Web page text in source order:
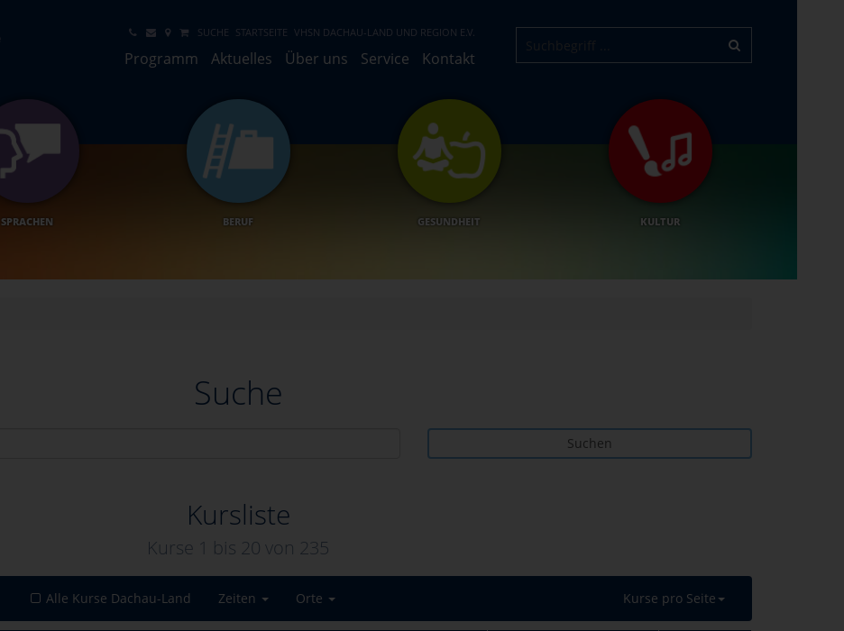
SUCHE STARTSEITE VHSN DACHAU-LAND UND REGION E.V.
Programm Aktuelles Über uns Service Kontakt
SPRACHEN BERUF GESUNDHEIT KULTUR
Suche
Suchen
Kursliste
Kurse 1 bis 20 von 235
Alle Kurse Dachau-Land Zeiten Orte Kurse pro Seite